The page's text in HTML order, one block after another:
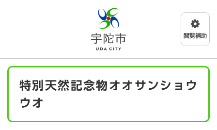
メニューを飛ばして本文へ
本
特別天然記念物オオサンショウ
ウオ